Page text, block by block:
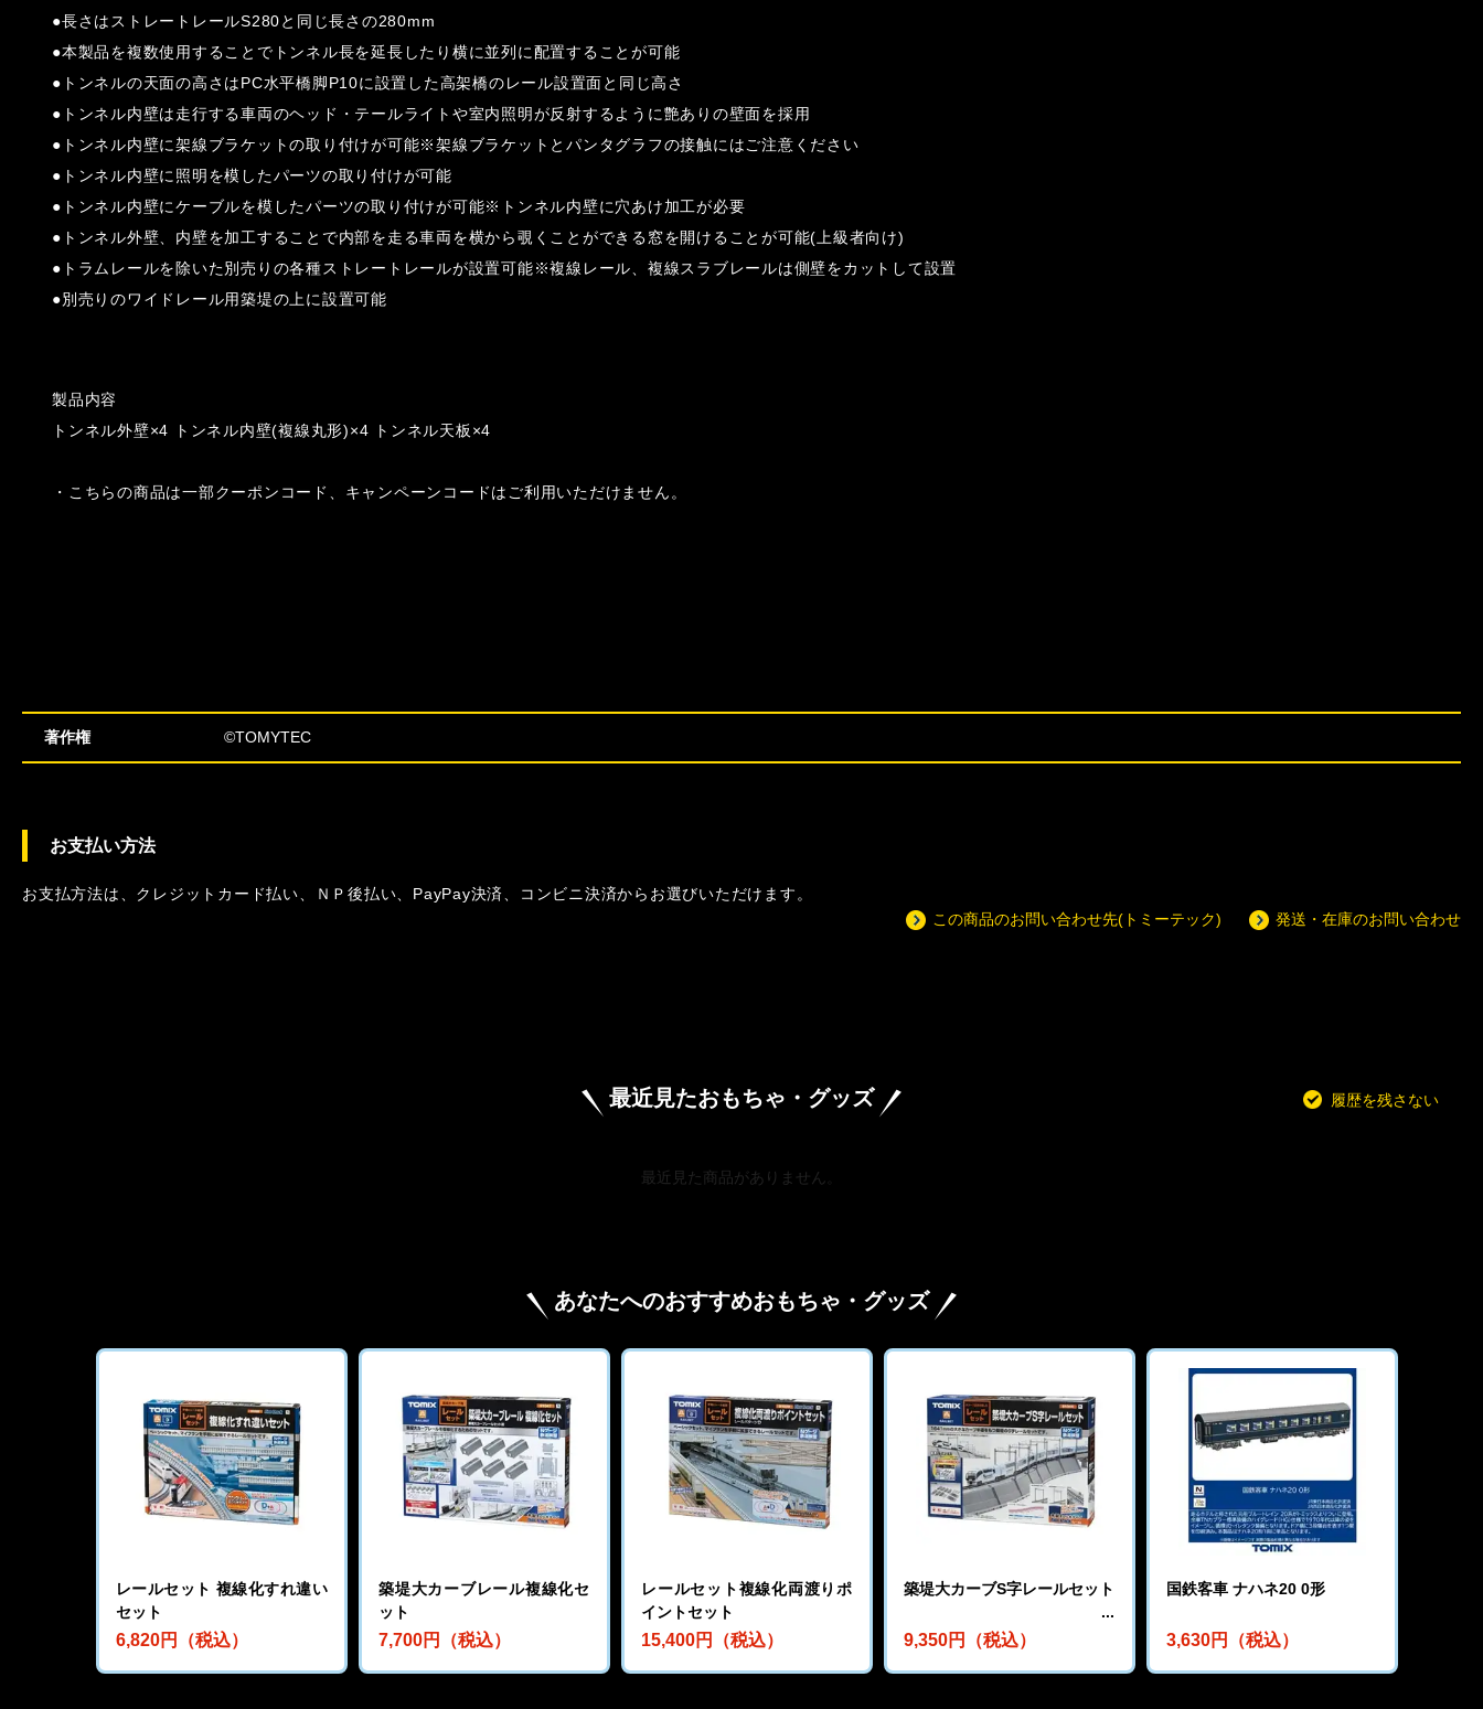
●長さはストレートレールS280と同じ長さの280mm
●本製品を複数使用することでトンネル長を延長したり横に並列に配置することが可能
●トンネルの天面の高さはPC水平橋脚P10に設置した高架橋のレール設置面と同じ高さ
●トンネル内壁は走行する車両のヘッド・テールライトや室内照明が反射するように艶ありの壁面を採用
●トンネル内壁に架線ブラケットの取り付けが可能※架線ブラケットとパンタグラフの接触にはご注意ください
●トンネル内壁に照明を模したパーツの取り付けが可能
●トンネル内壁にケーブルを模したパーツの取り付けが可能※トンネル内壁に穴あけ加工が必要
●トンネル外壁、内壁を加工することで内部を走る車両を横から覗くことができる窓を開けることが可能(上級者向け)
●トラムレールを除いた別売りの各種ストレートレールが設置可能※複線レール、複線スラブレールは側壁をカットして設置
●別売りのワイドレール用築堤の上に設置可能
製品内容
トンネル外壁×4 トンネル内壁(複線丸形)×4 トンネル天板×4
・こちらの商品は一部クーポンコード、キャンペーンコードはご利用いただけません。
著作権 ©TOMYTEC
お支払い方法
お支払方法は、クレジットカード払い、ＮＰ後払い、PayPay決済、コンビニ決済からお選びいただけます。
この商品のお問い合わせ先(トミーテック)
発送・在庫のお問い合わせ
最近見たおもちゃ・グッズ 履歴を残さない
最近見た商品がありません。
あなたへのおすすめおもちゃ・グッズ
レールセット 複線化すれ違い
セット
6,820円（税込）
築堤大カーブレール複線化セ
ット
7,700円（税込）
レールセット複線化両渡りポ
イントセット
15,400円（税込）
築堤大カーブS字レールセット
9,350円（税込）
国鉄客車 ナハネ20 0形
3,630円（税込）